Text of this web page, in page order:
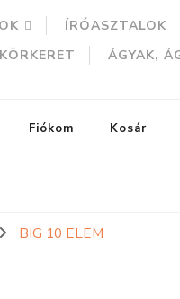
ÍRÓASZTALOK
ÁGYAK,
Fiókom Kosár
BIG 10 ELEM